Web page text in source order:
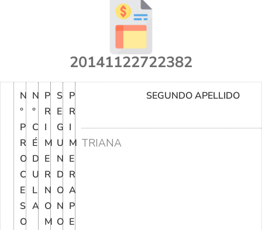
20141122722382
N
°
P
R
O
C
E
S
O
N
°
C
É
D
U
L
A
P
R
I
M
E
R
N
O
M
S
E
G
U
N
D
O
N
O
P
R
I
M
E
R
A
P
E
SEGUNDO APELLIDO
TRIANA